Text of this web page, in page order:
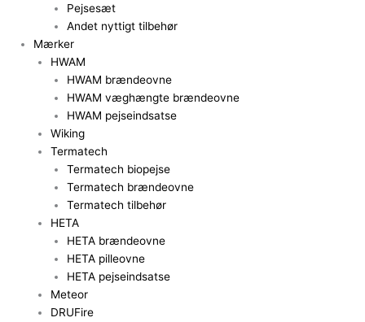
Pejsesæt
Andet nyttigt tilbehør
Mærker
HWAM
HWAM brændeovne
HWAM væghængte brændeovne
HWAM pejseindsatse
Wiking
Termatech
Termatech biopejse
Termatech brændeovne
Termatech tilbehør
HETA
HETA brændeovne
HETA pilleovne
HETA pejseindsatse
Meteor
DRUFire